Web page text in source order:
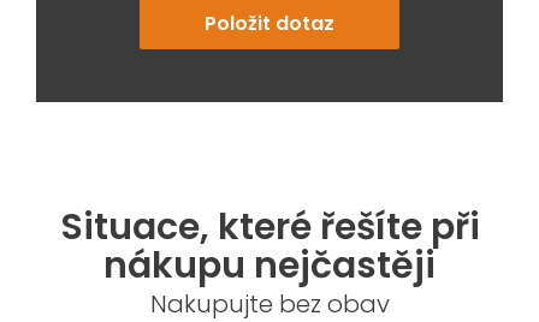
Položit dotaz
Situace, které řešíte při
nákupu nejčastěji
Nakupujte bez obav